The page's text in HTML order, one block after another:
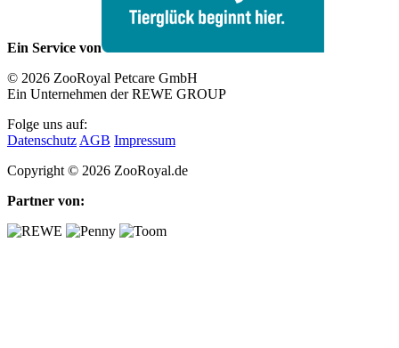
Ein Service von
© 2026 ZooRoyal Petcare GmbH
Ein Unternehmen der REWE GROUP
Folge uns auf:
Datenschutz AGB Impressum
Copyright © 2026 ZooRoyal.de
Partner von: